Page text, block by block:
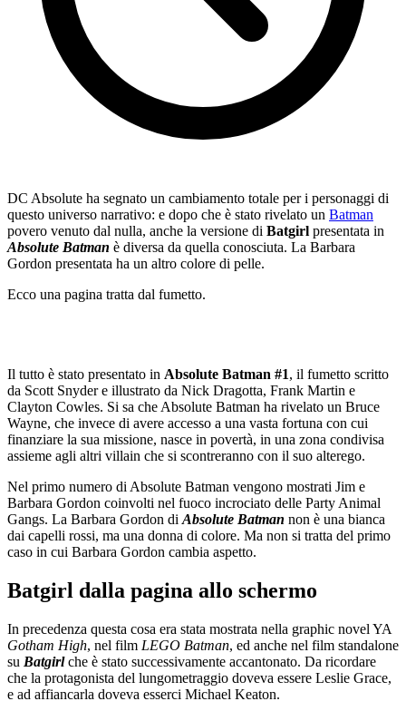
DC Absolute ha segnato un cambiamento totale per i personaggi di
questo universo narrativo: e dopo che è stato rivelato un Batman
povero venuto dal nulla, anche la versione di Batgirl presentata in
Absolute Batman è diversa da quella conosciuta. La Barbara
Gordon presentata ha un altro colore di pelle.
Ecco una pagina tratta dal fumetto.
Il tutto è stato presentato in Absolute Batman #1, il fumetto scritto
da Scott Snyder e illustrato da Nick Dragotta, Frank Martin e
Clayton Cowles. Si sa che Absolute Batman ha rivelato un Bruce
Wayne, che invece di avere accesso a una vasta fortuna con cui
finanziare la sua missione, nasce in povertà, in una zona condivisa
assieme agli altri villain che si scontreranno con il suo alterego.
Nel primo numero di Absolute Batman vengono mostrati Jim e
Barbara Gordon coinvolti nel fuoco incrociato delle Party Animal
Gangs. La Barbara Gordon di Absolute Batman non è una bianca
dai capelli rossi, ma una donna di colore. Ma non si tratta del primo
caso in cui Barbara Gordon cambia aspetto.
Batgirl dalla pagina allo schermo
In precedenza questa cosa era stata mostrata nella graphic novel YA
Gotham High, nel film LEGO Batman, ed anche nel film standalone
su Batgirlche è stato successivamente accantonato. Da ricordare
che la protagonista del lungometraggio doveva essere Leslie Grace,
e ad affiancarla doveva esserci Michael Keaton.